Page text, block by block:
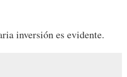
inversión es evidente.